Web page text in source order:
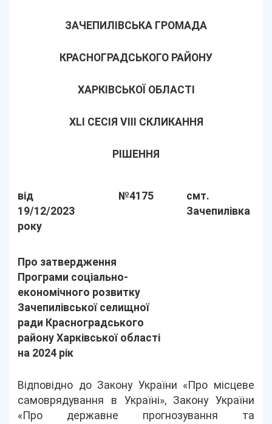
ЗАЧЕПИЛІВСЬКА ГРОМАДА
КРАСНОГРАДСЬКОГО РАЙОНУ
ХАРКІВСЬКОЇ ОБЛАСТІ
XLІ СЕСІЯ VIII СКЛИКАННЯ
РІШЕННЯ
від
19/12/2023
року
№4175
смт.
Зачепилівка
Про затвердження
Програми соціально-
економічного розвитку
Зачепилівської селищної
ради Красноградського
району Харківської області
на 2024 рік
Відповідно до Закону України «Про місцеве
самоврядування в Україні», Закону України
«Про державне прогнозування та